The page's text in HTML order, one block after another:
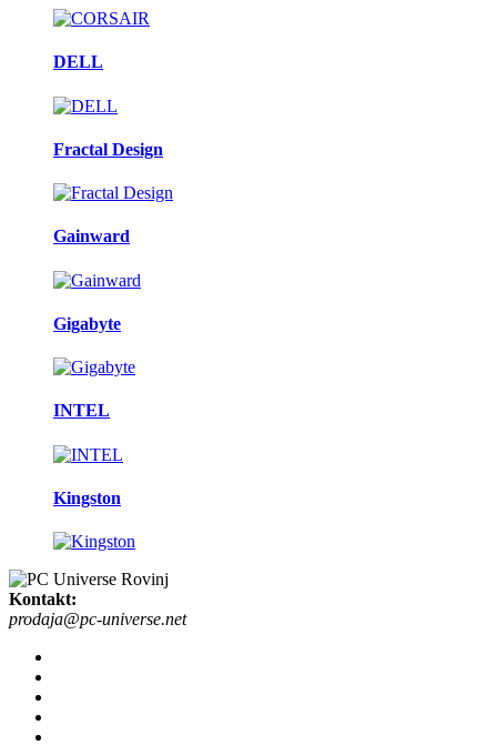
DELL
Fractal Design
Gainward
Gigabyte
INTEL
Kingston
Kontakt:
prodaja@pc-universe.net